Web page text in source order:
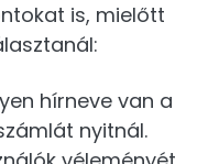
is, mielőtt
hírneve van a
nyitnál.